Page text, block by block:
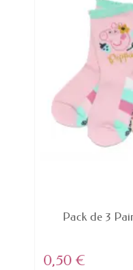
PRODUIT
Pack de 3
0,50 €